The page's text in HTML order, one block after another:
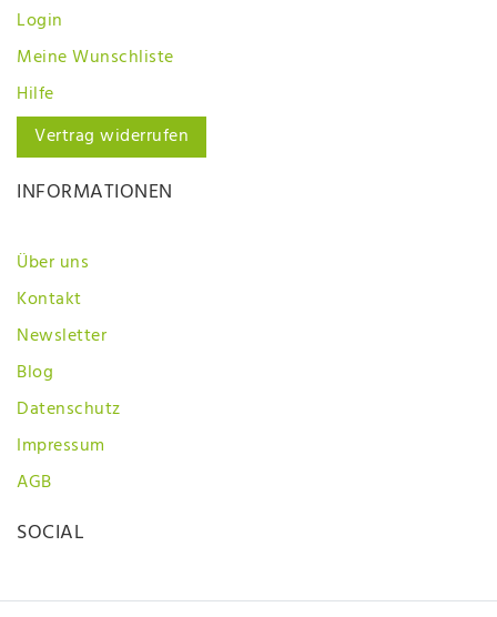
Login
Meine Wunschliste
Hilfe
Vertrag widerrufen
INFORMATIONEN
Über uns
Kontakt
Newsletter
Blog
Datenschutz
Impressum
AGB
SOCIAL